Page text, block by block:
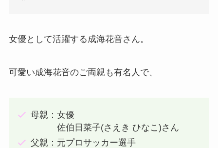
女優として活躍する成海花音さん。
可愛い成海花音のご両親も有名人で、
母親：女優
佐伯日菜子(さえき ひなこ)さん
父親：元プロサッカー選手